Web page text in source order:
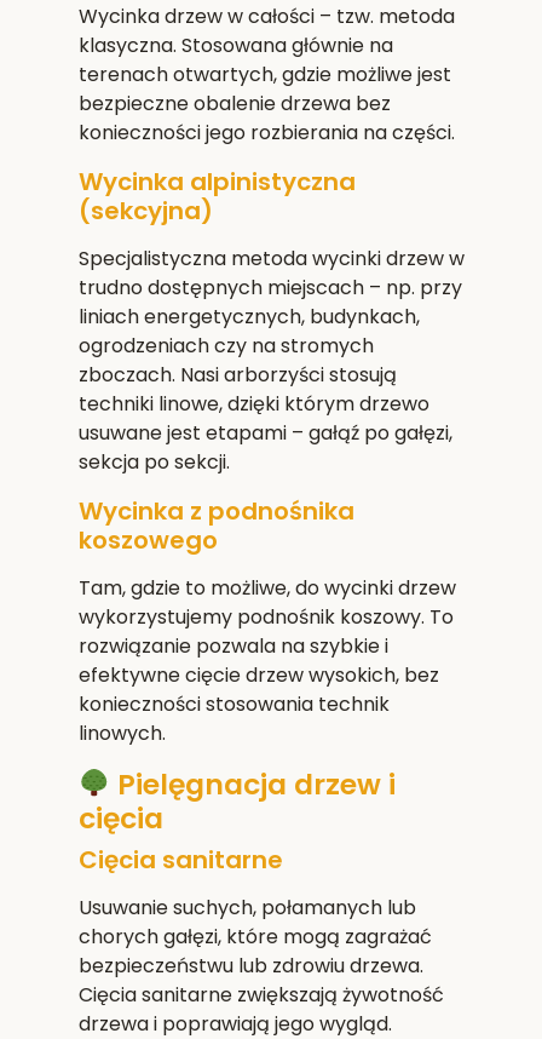
Wycinka drzew w całości – tzw. metoda
klasyczna. Stosowana głównie na
terenach otwartych, gdzie możliwe jest
bezpieczne obalenie drzewa bez
konieczności jego rozbierania na części.
Wycinka alpinistyczna
(sekcyjna)
Specjalistyczna metoda wycinki drzew w
trudno dostępnych miejscach – np. przy
liniach energetycznych, budynkach,
ogrodzeniach czy na stromych
zboczach. Nasi arborzyści stosują
techniki linowe, dzięki którym drzewo
usuwane jest etapami – gałąź po gałęzi,
sekcja po sekcji.
Wycinka z podnośnika
koszowego
Tam, gdzie to możliwe, do wycinki drzew
wykorzystujemy podnośnik koszowy. To
rozwiązanie pozwala na szybkie i
efektywne cięcie drzew wysokich, bez
konieczności stosowania technik
linowych.
Pielęgnacja drzew i
cięcia
Cięcia sanitarne
Usuwanie suchych, połamanych lub
chorych gałęzi, które mogą zagrażać
bezpieczeństwu lub zdrowiu drzewa.
Cięcia sanitarne zwiększają żywotność
drzewa i poprawiają jego wygląd.